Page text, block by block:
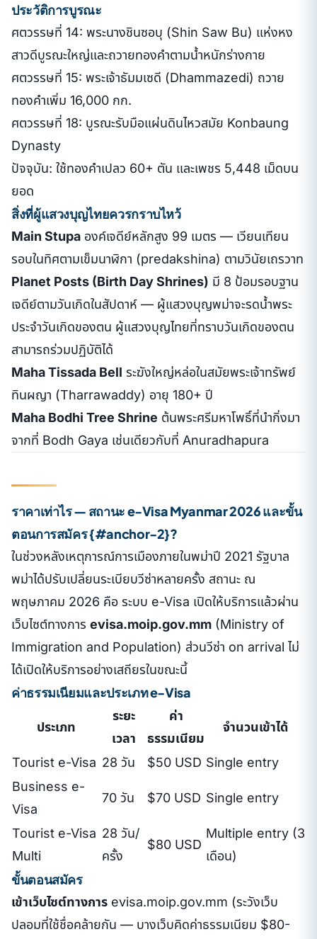
ประวัติการบูรณะ
ศตวรรษที่ 14: พระนางชินซอบุ (Shin Saw Bu) แห่งหง
สาวดีบูรณะใหญ่และถวายทองคำตามน้ำหนักร่างกาย
ศตวรรษที่ 15: พระเจ้าธัมมเซดี (Dhammazedi) ถวาย
ทองคำเพิ่ม 16,000 กก.
ศตวรรษที่ 18: บูรณะรับมือแผ่นดินไหวสมัย Konbaung
Dynasty
ปัจจุบัน: ใช้ทองคำเปลว 60+ ตัน และเพชร 5,448 เม็ดบน
ยอด
สิ่งที่ผู้แสวงบุญไทยควรกราบไหว้
Main Stupa องค์เจดีย์หลักสูง 99 เมตร — เวียนเทียน
รอบในทิศตามเข็มนาฬิกา (predakshina) ตามวินัยเถรวาท
Planet Posts (Birth Day Shrines) มี 8 ป้อมรอบฐาน
เจดีย์ตามวันเกิดในสัปดาห์ — ผู้แสวงบุญพม่าจะรดน้ำพระ
ประจำวันเกิดของตน ผู้แสวงบุญไทยที่ทราบวันเกิดของตน
สามารถร่วมปฏิบัติได้
Maha Tissada Bell ระฆังใหญ่หล่อในสมัยพระเจ้าทรัพย์
ทินผญา (Tharrawaddy) อายุ 180+ ปี
Maha Bodhi Tree Shrine ต้นพระศรีมหาโพธิ์ที่นำกิ่งมา
จากที่ Bodh Gaya เช่นเดียวกับที่ Anuradhapura
ราคาเท่าไร — สถานะ e-Visa Myanmar 2026 และขั้น
ตอนการสมัคร {#anchor-2}?
ในช่วงหลังเหตุการณ์การเมืองภายในพม่าปี 2021 รัฐบาล
พม่าได้ปรับเปลี่ยนระเบียบวีซ่าหลายครั้ง สถานะ ณ
พฤษภาคม 2026 คือ ระบบ e-Visa เปิดให้บริการแล้วผ่าน
เว็บไซต์ทางการ evisa.moip.gov.mm (Ministry of
Immigration and Population) ส่วนวีซ่า on arrival ไม่
ได้เปิดให้บริการอย่างเสถียรในขณะนี้
ค่าธรรมเนียมและประเภท e-Visa
ประเภท
ระยะ
เวลา
ค่า
ธรรมเนียม
จำนวนเข้าได้
Tourist e-Visa 28 วัน $50 USD Single entry
Business e-
Visa
70 วัน $70 USD Single entry
Tourist e-Visa
Multi
28 วัน/
ครั้ง
$80 USD
Multiple entry (3
เดือน)
ขั้นตอนสมัคร
เข้าเว็บไซต์ทางการ evisa.moip.gov.mm (ระวังเว็บ
ปลอมที่ใช้ชื่อคล้ายกัน — บางเว็บคิดค่าธรรมเนียม $80-